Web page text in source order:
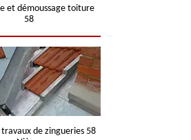
et démoussage toiture
58
de zingueries 58